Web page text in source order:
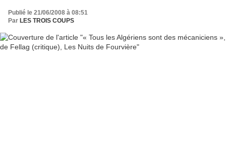
Publié le 21/06/2008 à 08:51
Par LES TROIS COUPS